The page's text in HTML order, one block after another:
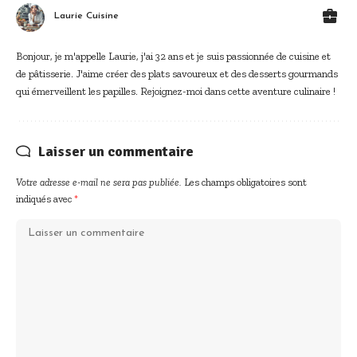
Laurie Cuisine
Bonjour, je m'appelle Laurie, j'ai 32 ans et je suis passionnée de cuisine et
de pâtisserie. J'aime créer des plats savoureux et des desserts gourmands
qui émerveillent les papilles. Rejoignez-moi dans cette aventure culinaire !
Laisser un commentaire
Votre adresse e-mail ne sera pas publiée. Les champs obligatoires sont
indiqués avec *